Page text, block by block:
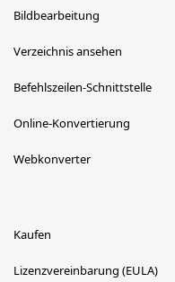
Bildbearbeitung
Verzeichnis ansehen
Befehlszeilen-Schnittstelle
Online-Konvertierung
Webkonverter
Kaufen
Lizenzvereinbarung (EULA)